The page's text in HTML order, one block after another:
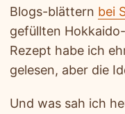
Blogs-blättern bei
gefüllten
Rezept habe ich
gelesen, aber die
Und was sah ich